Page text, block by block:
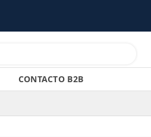
CONTACTO B2B